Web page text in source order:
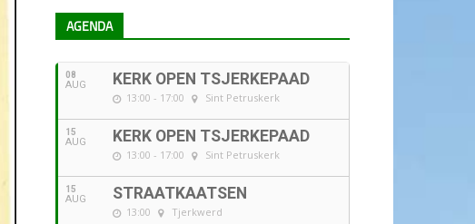
AGENDA
08
AUG KERK OPEN TSJERKEPAAD
13:00 - 17:00 Sint Petruskerk
15
AUG KERK OPEN TSJERKEPAAD
13:00 - 17:00 Sint Petruskerk
15
AUG STRAATKAATSEN
13:00 Tjerkwerd